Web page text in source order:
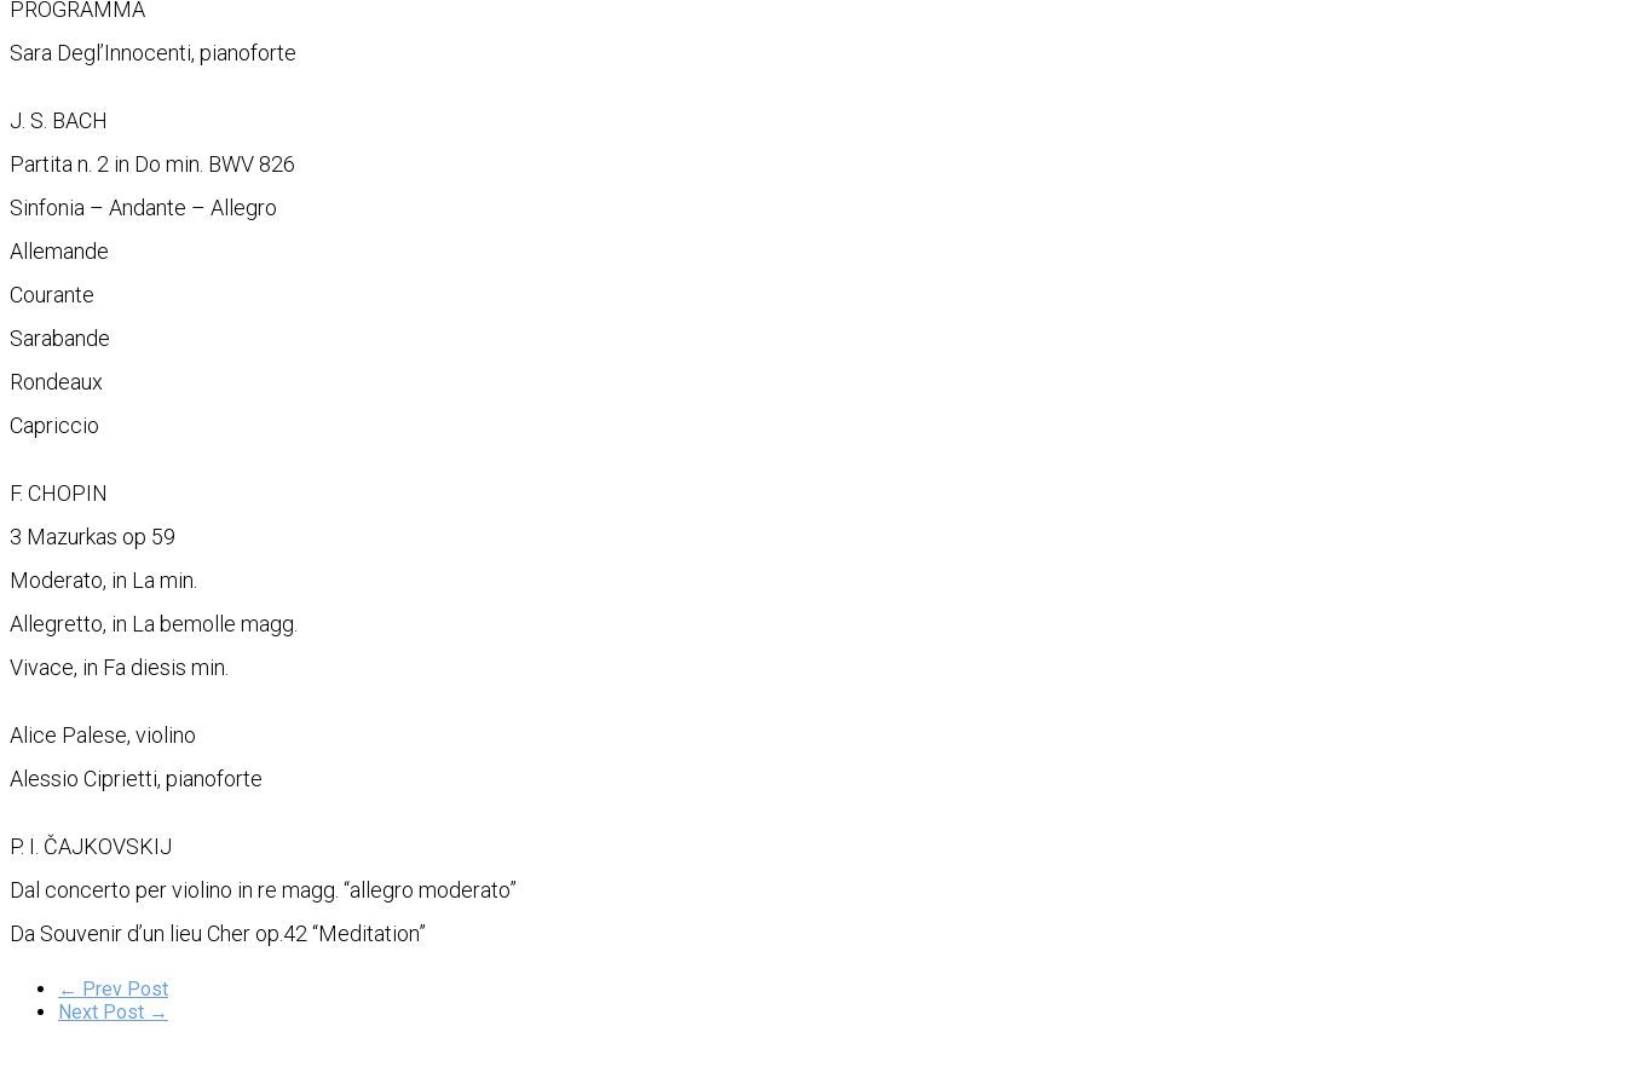
PROGRAMMA
Sara Degl’Innocenti, pianoforte
J. S. BACH
Partita n. 2 in Do min. BWV 826
Sinfonia – Andante – Allegro
Allemande
Courante
Sarabande
Rondeaux
Capriccio
F. CHOPIN
3 Mazurkas op 59
Moderato, in La min.
Allegretto, in La bemolle magg.
Vivace, in Fa diesis min.
Alice Palese, violino
Alessio Ciprietti, pianoforte
P. I. ČAJKOVSKIJ
Dal concerto per violino in re magg. “allegro moderato”
Da Souvenir d’un lieu Cher op.42 “Meditation”
← Prev Post
Next Post →